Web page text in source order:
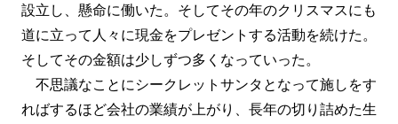
設立し、懸命に働いた。そしてその年のクリスマスにも
道に立って人々に現金をプレゼントする活動を続けた。
そしてその金額は少しずつ多くなっていった。
不思議なことにシークレットサンタとなって施しをす
ればするほど会社の業績が上がり、長年の切り詰めた生